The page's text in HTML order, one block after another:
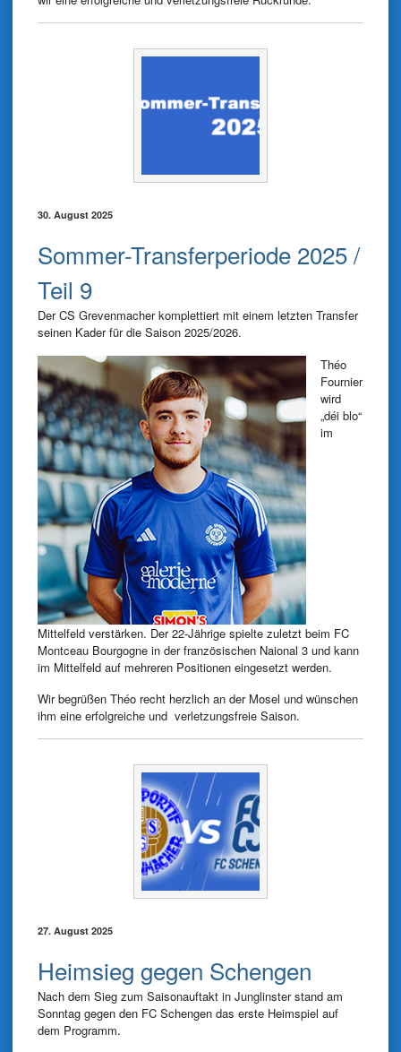
30. August 2025
Sommer-Transferperiode 2025 /
Teil 9
Der CS Grevenmacher komplettiert mit einem letzten Transfer
seinen Kader für die Saison 2025/2026.
Théo
Fournier
wird
„déi blo“
im
Mittelfeld verstärken. Der 22-Jährige spielte zuletzt beim FC
Montceau Bourgogne in der französischen Naional 3 und kann
im Mittelfeld auf mehreren Positionen eingesetzt werden.
Wir begrüßen Théo recht herzlich an der Mosel und wünschen
ihm eine erfolgreiche und verletzungsfreie Saison.
27. August 2025
Heimsieg gegen Schengen
Nach dem Sieg zum Saisonauftakt in Junglinster stand am
Sonntag gegen den FC Schengen das erste Heimspiel auf
dem Programm.